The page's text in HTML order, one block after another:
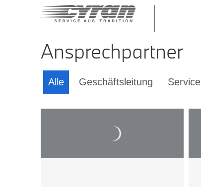
Ansprechpartner
Alle Geschäftsleitung Service